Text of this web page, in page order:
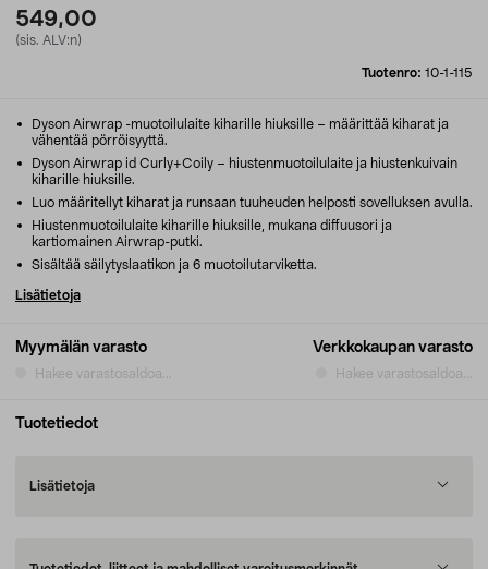
549,00
(sis. ALV:n)
Tuotenro: 10-1-115
Myymälän varasto
Hakee varastosaldoa...
Verkkokaupan varasto
Hakee varastosaldoa...
Dyson Airwrap -muotoilulaite kiharille hiuksille – määrittää kiharat ja
vähentää pörröisyyttä.
Dyson Airwrap id Curly+Coily – hiustenmuotoilulaite ja hiustenkuivain
kiharille hiuksille.
Luo määritellyt kiharat ja runsaan tuuheuden helposti sovelluksen avulla.
Hiustenmuotoilulaite kiharille hiuksille, mukana diffuusori ja
kartiomainen Airwrap-putki.
Sisältää säilytyslaatikon ja 6 muotoilutarviketta.
Lisätietoja
Tuotetiedot
Lisätietoja